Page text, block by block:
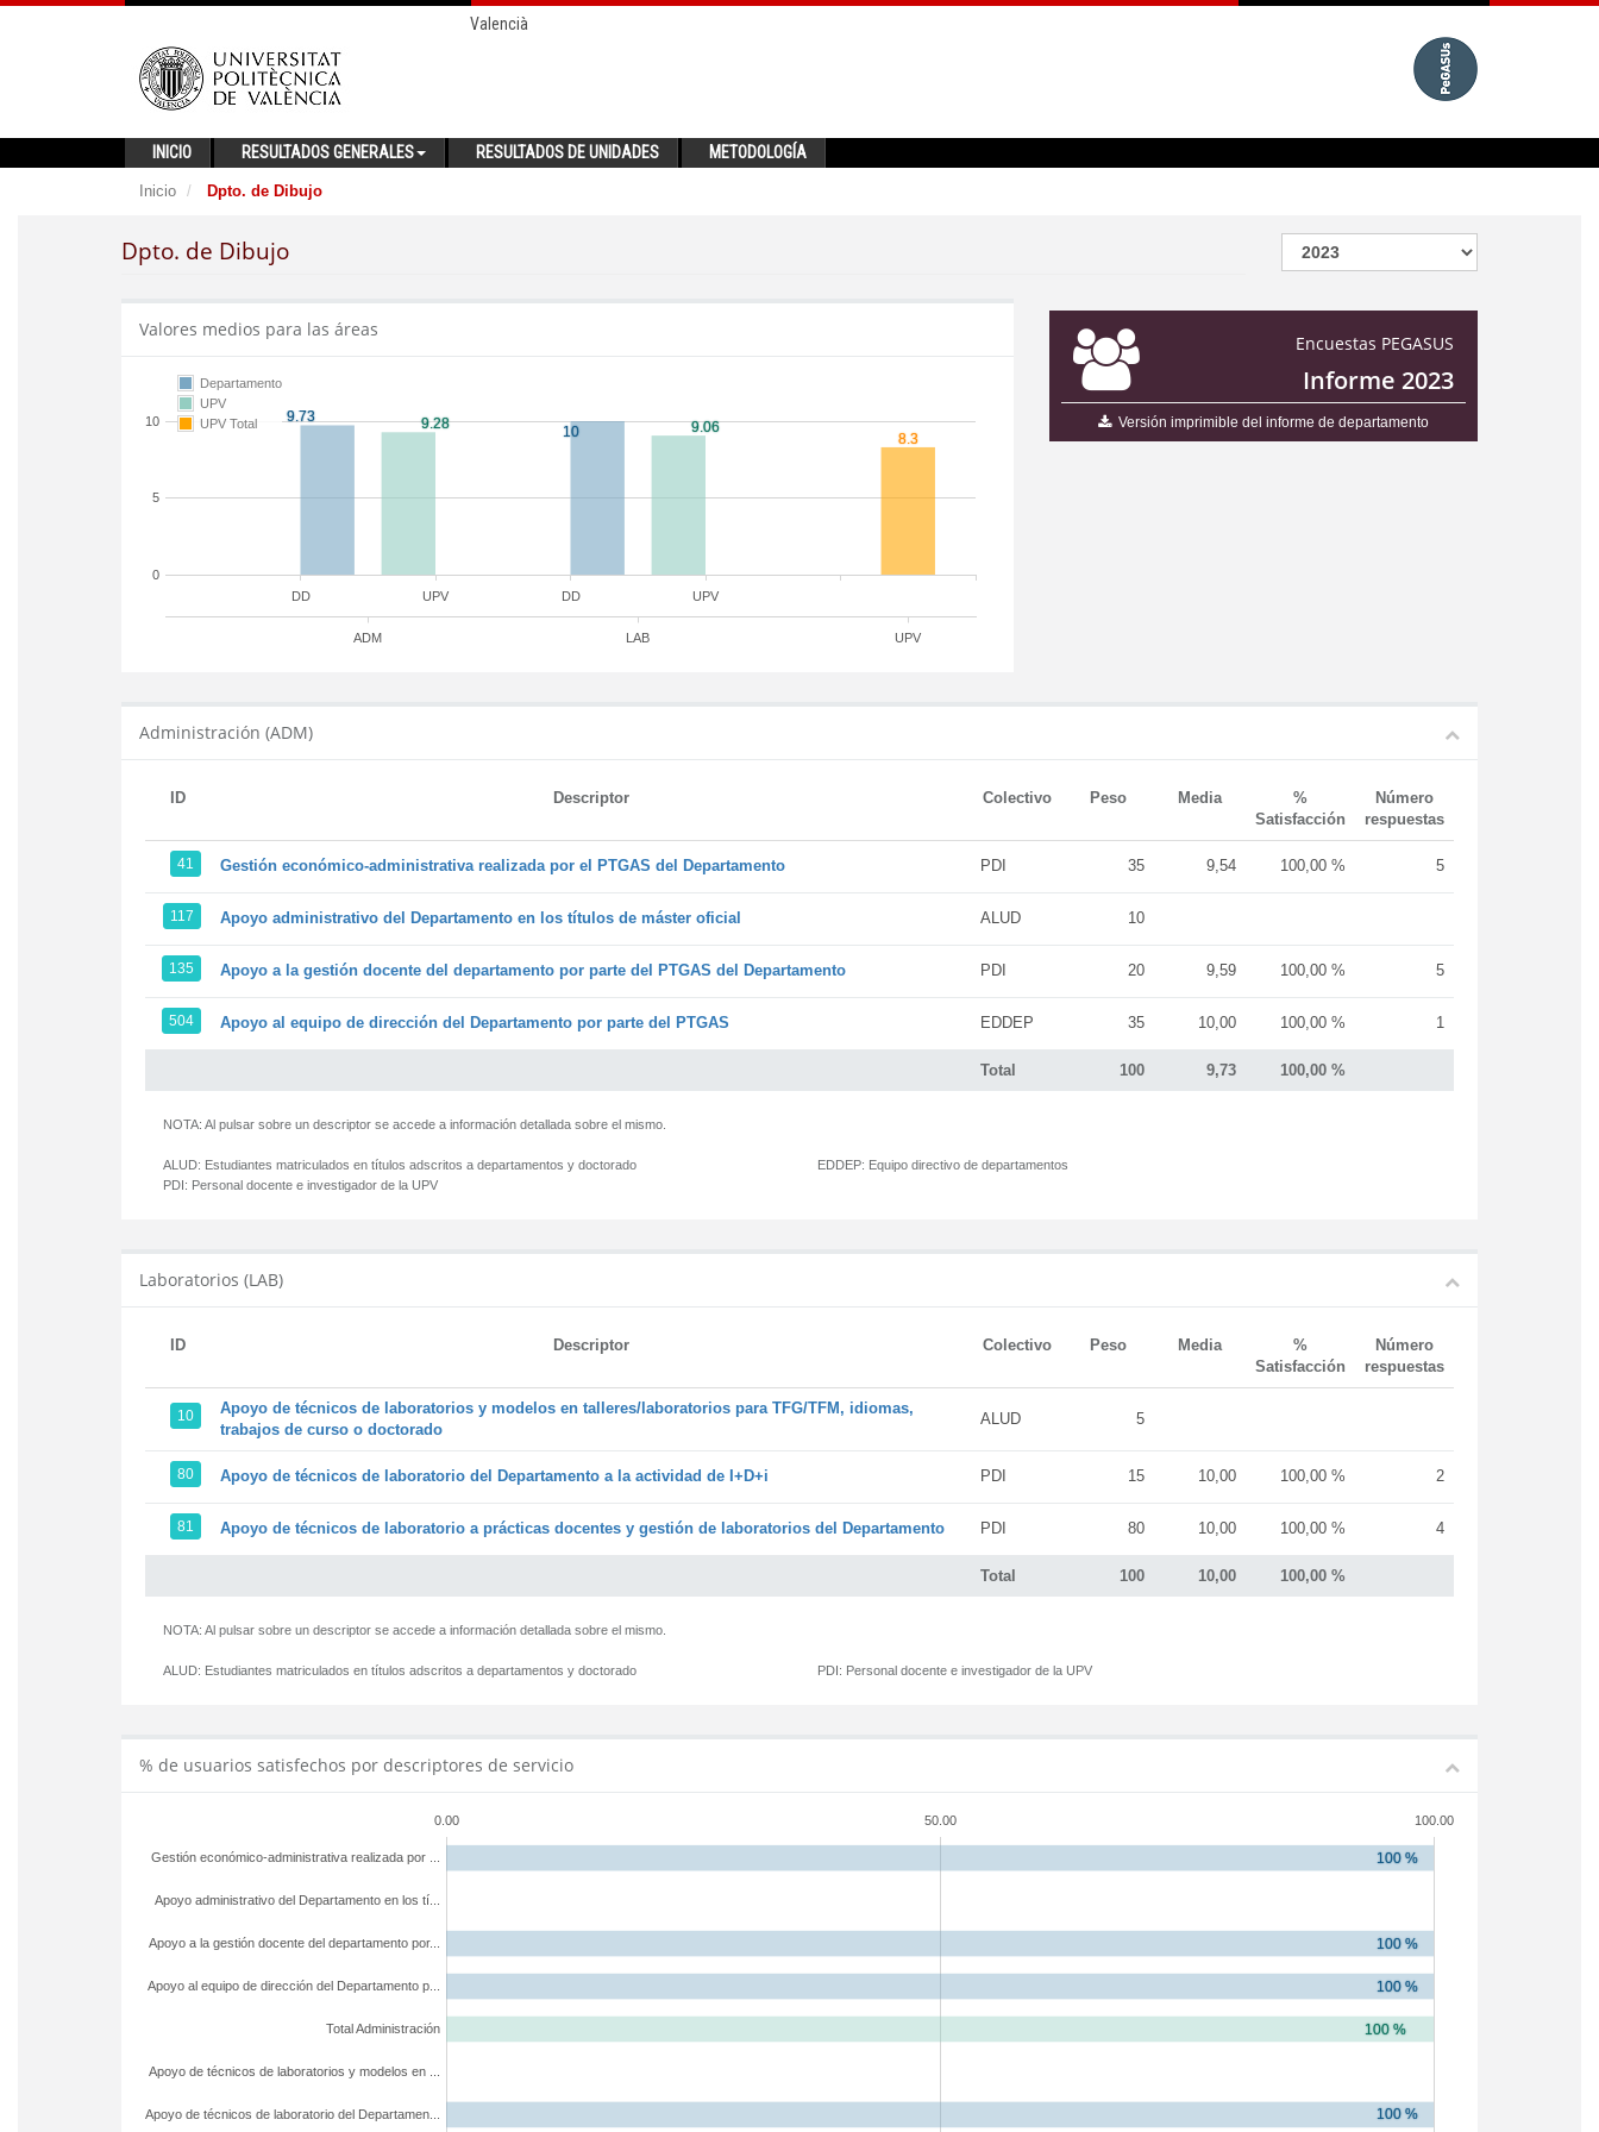
Valencià
INICIO RESULTADOS GENERALES RESULTADOS DE UNIDADES METODOLOGÍA
Inicio Dpto. de Dibujo
Dpto. de Dibujo
Encuestas PEGASUS
Informe 2023
Versión imprimible del informe de departamento
Valores medios para las áreas
DD DD
UPV UPV
ADM LAB UPV
0
5
10
Departamento
UPV
UPV Total
Administración (ADM)
ID Descriptor Colectivo Peso Media
%
Satisfacción
Número
respuestas
Total 100 9,73 100,00 %
41 Gestión económico-administrativa realizada por el PTGAS del Departamento PDI 35 9,54 100,00 % 5
117 Apoyo administrativo del Departamento en los títulos de máster oficial ALUD 10
135 Apoyo a la gestión docente del departamento por parte del PTGAS del Departamento PDI 20 9,59 100,00 % 5
504 Apoyo al equipo de dirección del Departamento por parte del PTGAS EDDEP 35 10,00 100,00 % 1
NOTA: Al pulsar sobre un descriptor se accede a información detallada sobre el mismo.
ALUD: Estudiantes matriculados en títulos adscritos a departamentos y doctorado
PDI: Personal docente e investigador de la UPV
EDDEP: Equipo directivo de departamentos
Laboratorios (LAB)
ID Descriptor Colectivo Peso Media
%
Satisfacción
Número
respuestas
Total 100 10,00 100,00 %
10
Apoyo de técnicos de laboratorios y modelos en talleres/laboratorios para TFG/TFM, idiomas,
trabajos de curso o doctorado
ALUD 5
80 Apoyo de técnicos de laboratorio del Departamento a la actividad de I+D+i PDI 15 10,00 100,00 % 2
81 Apoyo de técnicos de laboratorio a prácticas docentes y gestión de laboratorios del Departamento PDI 80 10,00 100,00 % 4
NOTA: Al pulsar sobre un descriptor se accede a información detallada sobre el mismo.
ALUD: Estudiantes matriculados en títulos adscritos a departamentos y doctorado PDI: Personal docente e investigador de la UPV
% de usuarios satisfechos por descriptores de servicio
0.00 50.00 100.00
Apoyo de técnicos de laboratorio del Departamen...
Apoyo de técnicos de laboratorios y modelos en ...
Total Administración
Apoyo al equipo de dirección del Departamento p...
Apoyo a la gestión docente del departamento por...
Apoyo administrativo del Departamento en los tí...
Gestión económico-administrativa realizada por ...